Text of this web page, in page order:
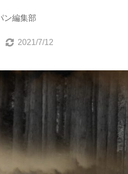
ン編集部
2021/7/12